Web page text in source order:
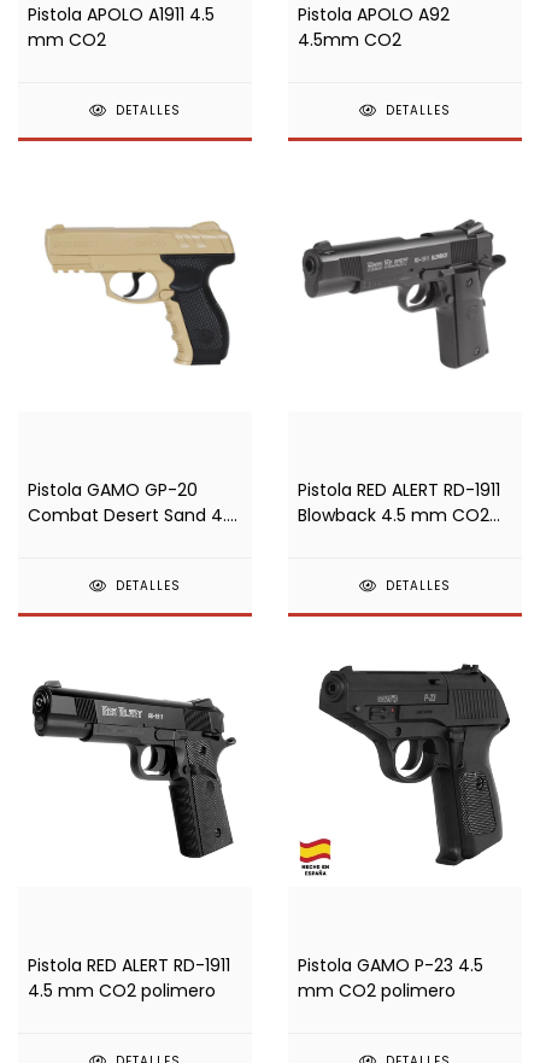
Pistola APOLO A1911 4.5
mm CO2
DETALLES
Pistola APOLO A92
4.5mm CO2
DETALLES
Pistola GAMO GP-20
Combat Desert Sand 4.5
DETALLES
Pistola RED ALERT RD-1911
Blowback 4.5 mm CO2
DETALLES
Pistola RED ALERT RD-1911
4.5 mm CO2 polimero
Pistola GAMO P-23 4.5
mm CO2 polimero